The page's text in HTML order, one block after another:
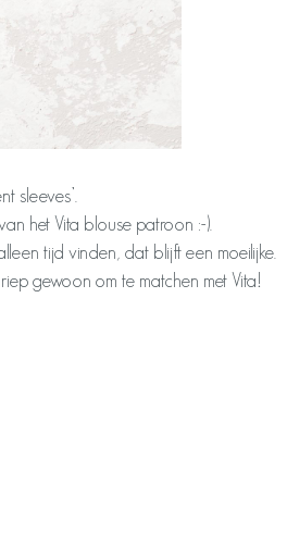
sleeves’.
het Vita blouse patroon :-).
tijd vinden, dat blijft een moeilijke.
gewoon om te matchen met Vita!